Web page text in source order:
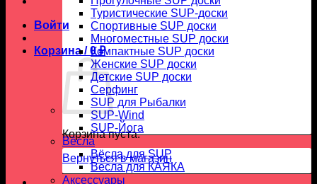
Войти
Корзина /0₽
Корзина пуста.
Вернуться в магазин
Туристические SUP-доски
Спортивные SUP доски
Многоместные SUP доски
Компактные SUP доски
Женские SUP доски
Детские SUP доски
Серфинг
SUP для Рыбалки
SUP-Wind
SUP-Йога
Вёсла
Вёсла для SUP
Весла для КАЯКА
Аксессуары